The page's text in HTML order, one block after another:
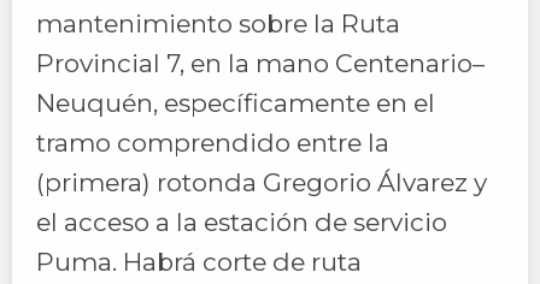
mantenimiento sobre la Ruta
Provincial 7, en la mano Centenario–
Neuquén, específicamente en el
tramo comprendido entre la
(primera) rotonda Gregorio Álvarez y
el acceso a la estación de servicio
Puma. Habrá corte de ruta